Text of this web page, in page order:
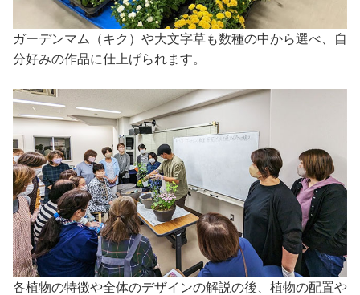
ガーデンマム（キク）や大文字草も数種の中から選べ、自
分好みの作品に仕上げられます。
各植物の特徴や全体のデザインの解説の後、植物の配置や